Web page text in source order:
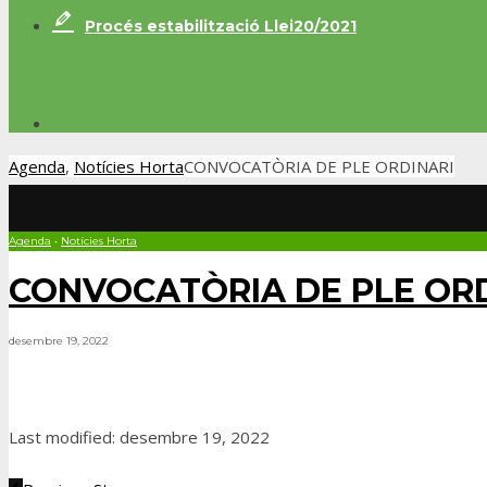
Procés estabilització Llei20/2021
Agenda, Notícies HortaCONVOCATÒRIA DE PLE ORDINARI
Agenda • Notícies Horta
CONVOCATÒRIA DE PLE
desembre 19, 2022
Last modified: desembre 19, 2022